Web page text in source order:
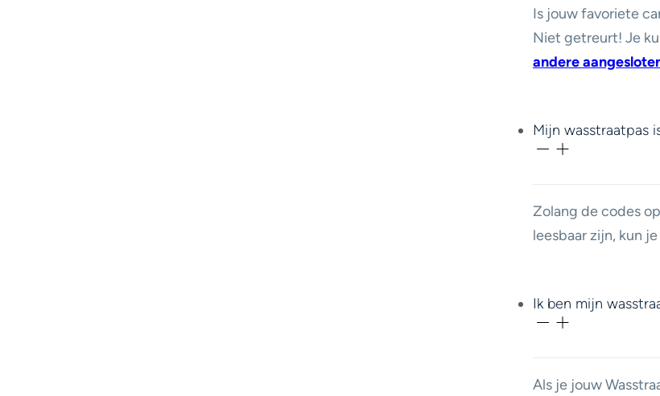
Is jouw favoriete
Niet getreurt! Je
andere
Mijn wasstraatpas
Zolang de codes
leesbaar zijn, kun
Ik ben mijn
Als je jouw